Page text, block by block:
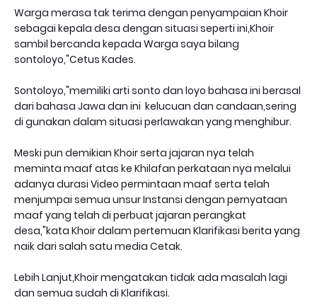
Warga merasa tak terima dengan penyampaian Khoir
sebagai kepala desa dengan situasi seperti ini,Khoir
sambil bercanda kepada Warga saya bilang
sontoloyo,"Cetus Kades.
Sontoloyo,"memiliki arti sonto dan loyo bahasa ini berasal
dari bahasa Jawa dan ini kelucuan dan candaan,sering
di gunakan dalam situasi perlawakan yang menghibur.
Meski pun demikian Khoir serta jajaran nya telah
meminta maaf atas ke Khilafan perkataan nya melalui
adanya durasi Video permintaan maaf serta telah
menjumpai semua unsur Instansi dengan pernyataan
maaf yang telah di perbuat jajaran perangkat
desa,"kata Khoir dalam pertemuan Klarifikasi berita yang
naik dari salah satu media Cetak.
Lebih Lanjut,Khoir mengatakan tidak ada masalah lagi
dan semua sudah di Klarifikasi.